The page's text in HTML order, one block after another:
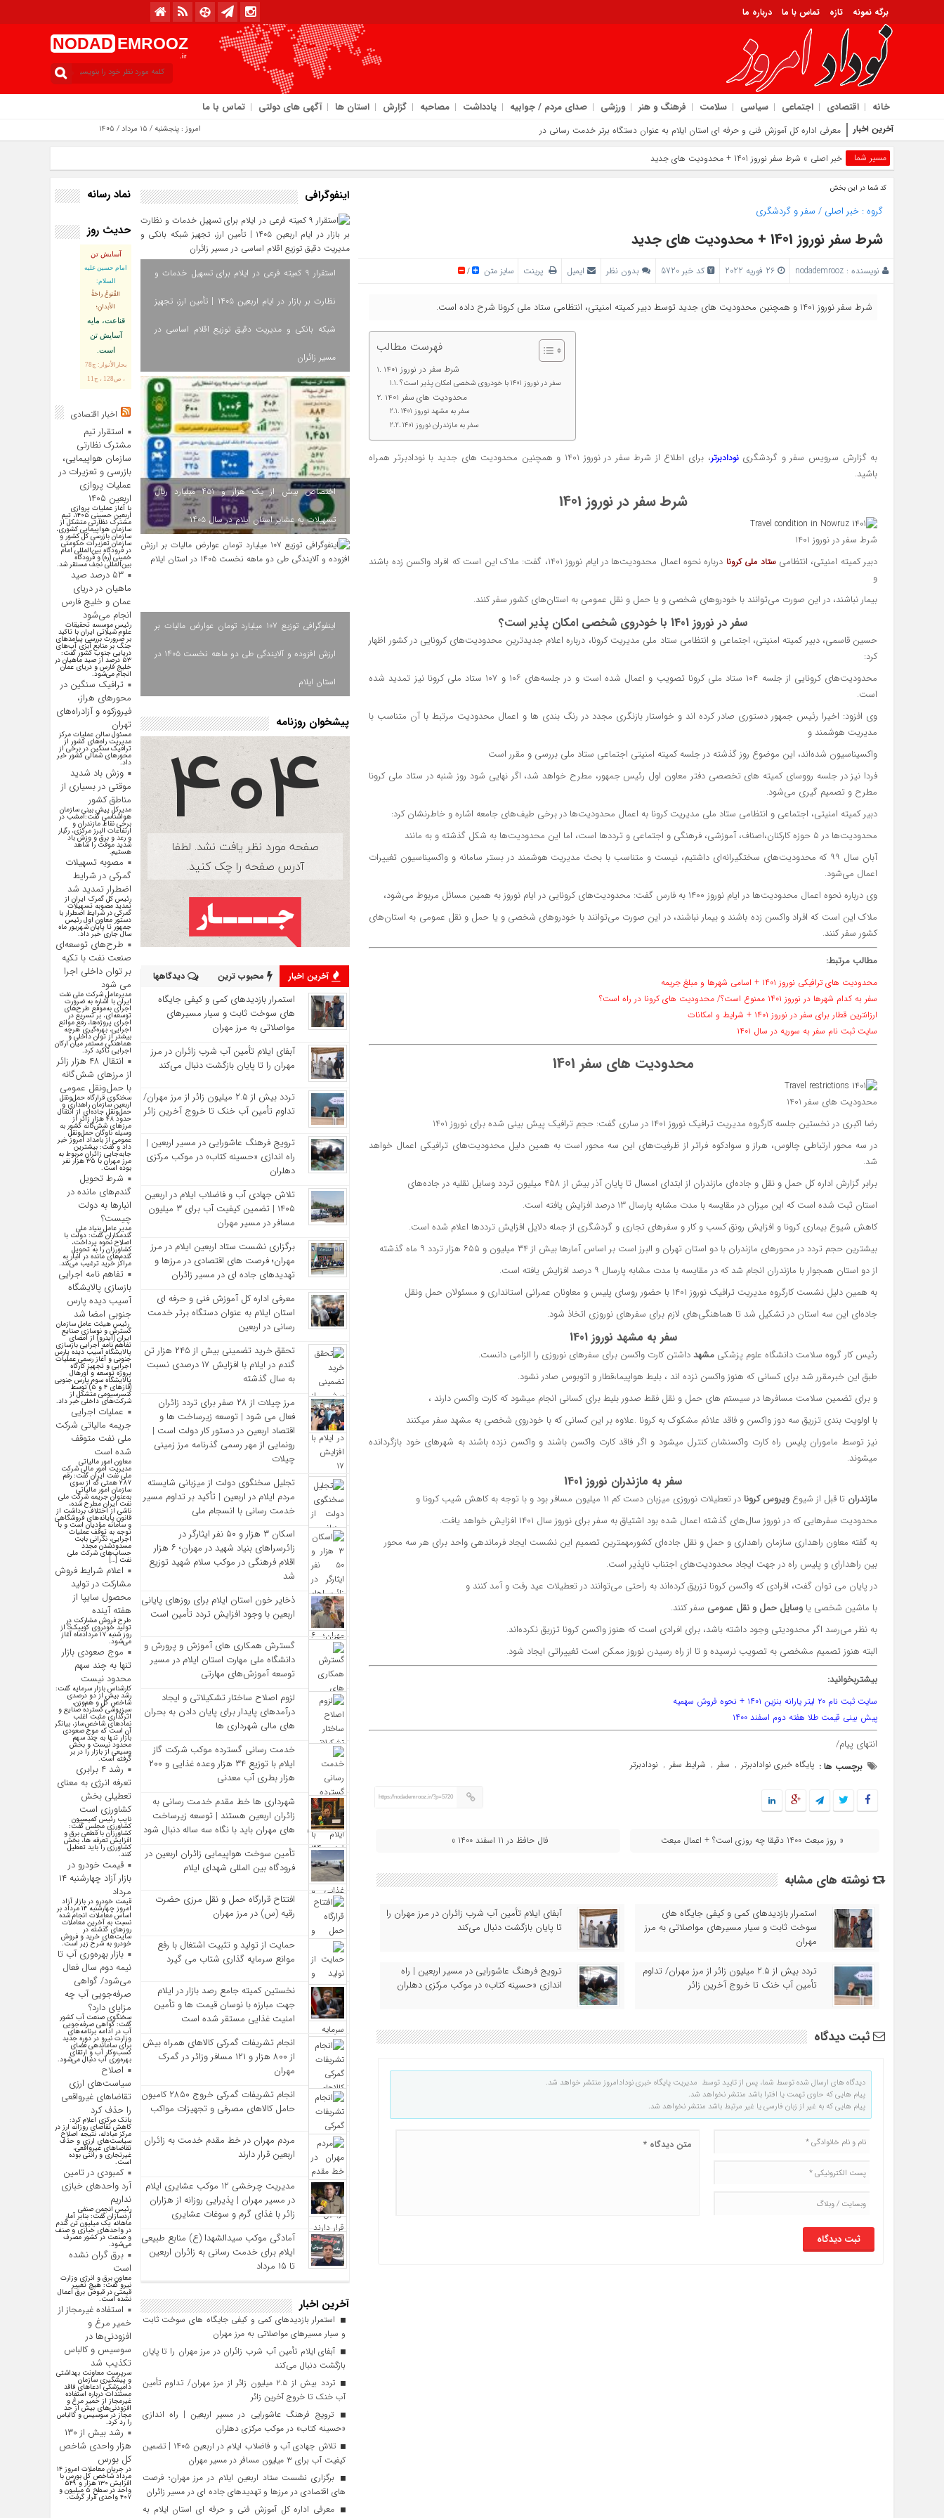
برگه نمونه تازه تماس با ما درباره ما
NODAD EMROOZ
.ir
خانه اقتصادی اجتماعی سیاسی سلامت فرهنگ و هنر ورزشی صدای مردم / جوابیه یادداشت مصاحبه گزارش استان ها آگهی های دولتی تماس با ما
آخرین اخبار معرفی اداره کل آموزش فنی و حرفه‌ ای استان ایلام به‌ عنوان دستگاه برتر خدمت‌ رسانی در اربعین امروز : پنجشنبه / ۱۵ مرداد / ۱۴۰۵
مسیر شما خبر اصلی » شرط سفر نوروز 1401 + محدودیت های جدید
کد شما در این بخش
گروه :خبر اصلی / سفر و گردشگری
شرط سفر نوروز 1401 + محدودیت های جدید
نویسنده : nodademrooz کد خبر 5720 بدون نظر ایمیل پرینت سایز متن /
شرط سفر نوروز 1401 و همچنین محدودیت های جدید توسط دبیر کمیته امنیتی، انتظامی ستاد ملی کرونا شرح داده است.
فهرست مطالب
شرط سفر در نوروز 1401
سفر در نوروز 1401 با خودروی شخصی امکان پذیر است؟
محدودیت های سفر 1401
سفر به مشهد نوروز 1401
سفر به مازندران نوروز 1401
به گزارش سرویس سفر و گردشگری نودادبرتر
، برای اطلاع از شرط سفر در نوروز 1401 و همچنین محدودیت های جدید با نودادبرتر همراه
باشید.
شرط سفر در نوروز 1401
شرط سفر در نوروز 1401
دبیر کمیته امنیتی، انتظامی ستاد ملی کرونا
درباره نحوه اعمال محدودیت‌ها در ایام نوروز 1401، گفت: ملاک این است که افراد واکسن زده باشند
و
بیمار نباشند، در این صورت می‌توانند با خودروهای شخصی و یا حمل و نقل عمومی به استان‌های کشور سفر کنند.
سفر در نوروز 1401 با خودروی شخصی امکان پذیر است؟
حسین قاسمی، دبیر کمیته امنیتی، اجتماعی و انتظامی ستاد ملی مدیریت کرونا، درباره اعلام جدیدترین محدودیت‌های کرونایی در کشور اظهار
کرد:
محدودیت‌های کرونایی از جلسه ۱۰۴ ستاد ملی کرونا تصویب و اعمال شده است و در جلسه‌های ۱۰۶ و ۱۰۷ ستاد ملی کرونا نیز تمدید شده
است.
وی افزود: اخیرا رئیس جمهور دستوری صادر کرده اند و خواستار بازنگری مجدد در رنگ بندی ها و اعمال محدودیت مرتبط با آن متناسب با
مدیریت هوشمند و
واکسیناسیون شده‌اند، این موضوع روز گذشته در جلسه کمیته امنیتی اجتماعی ستاد ملی بررسی و مقرر است
فردا نیز در جلسه رووسای کمیته های تخصصی دفتر معاون اول رئیس جمهور، مطرح خواهد شد، اگر نهایی شود روز شنبه در ستاد ملی کرونا
مطرح و تصمیم گیری می‌شود.
دبیر کمیته امنیتی، اجتماعی و انتظامی ستاد ملی مدیریت کرونا به اعمال محدودیت‌ها در برخی طیف‌های جامعه اشاره و خاطرنشان کرد:
محدودیت‌ها در ۵ حوزه کارکنان،اصناف، آموزشی، فرهنگی و اجتماعی و ترددها است، اما این محدودیت‌ها به شکل گذشته و به مانند
آبان سال ۹۹ که محدودیت‌های سختگیرانه‌ای داشتیم، نیست‌ و متناسب با بحث مدیریت هوشمند در بستر سامانه و واکسیناسیون تغییرات
اعمال می‌شود.
وی درباره نحوه اعمال محدودیت‌ها در ایام نوروز ۱۴۰۰ به فارس گفت: محدودیت‌‌های کرونایی در ایام نوروز به همین مسائل مربوط می‌شود،
ملاک این است که افراد واکسن زده باشند و بیمار نباشند، در این صورت می‌توانند با خودروهای شخصی و یا حمل و نقل عمومی به استان‌های
کشور سفر کنند.
مطالب مرتبط:
محدودیت های ترافیکی نوروز ۱۴۰۱ + اسامی شهرها و مبلغ جریمه
سفر به کدام شهرها در نوروز ۱۴۰۱ ممنوع است؟/ محدودیت های کرونا در راه است؟
ارزانترین قطار برای سفر در نوروز ۱۴۰۱ + شرایط و امکانات
سایت ثبت نام سفر به سوریه در سال ۱۴۰۱
محدودیت های سفر 1401
محدودیت های سفر 1401
رضا اکبری در نخستین جلسه کارگروه مدیریت ترافیک نوروز ۱۴۰۱ در ساری گفت: حجم ترافیک پیش بینی شده برای نوروز 1401
در سه محور ارتباطی چالوس، هراز و سوادکوه فراتر از ظرفیت‌های این سه محور است به همین دلیل محدودیت‌های ترافیکی اعمال خواهد
شد.
برابر گزارش اداره کل حمل و نقل و جاده‌ای مازندران از ابتدای امسال تا پایان آذر بیش از ۴۵۸ میلیون تردد وسایل نقلیه در جاده‌های
استان ثبت شده است که این میزان در مقایسه با مدت مشابه پارسال ۱۳ درصد افزایش یافته است.
کاهش شیوع بیماری کرونا و افزایش رونق کسب و کار و سفر‌های تجاری و گردشگری از جمله دلایل افزایش تردد‌ها اعلام شده است.
بیشترین حجم تردد در محور‌های مازندران با دو استان تهران و البرز است بر اساس آمار‌ها بیش از ۳۴ میلیون و ۶۵۵ هزار تردد ۹ ماه گذشته
از دو استان همجوار با مازندران انجام شد که در مقایسه با مدت مشابه پارسال ۹ درصد افزایش یافته است.
به همین دلیل نشست کارگروه مدیریت ترافیک نوروز ۱۴۰۱ با حضور روسای پلیس و معاونان عمرانی استانداری و مسئولان حمل ونقل
جاده‌ای این سه استان در تشکیل شد تا هماهنگی‌های لازم برای سفر‌های نوروزی اتخاذ شود.
سفر به مشهد نوروز 1401
رئیس کار گروه سلامت دانشگاه علوم پزشکی مشهدداشتن کارت واکسن برای سفرهای نوروزی را الزامی دانست.
طبق این خبرمقرر شد برای کسانی که هنوز واکسن نزده اند ، بلیط هواپیما،قطار و اتوبوس صادر نشود.
و برای تضمین سلامت مسافرها در سیستم های حمل و نقل فقط صدور بلیط برای کسانی انجام میشود که کارت واکسن دارند ،
با اولویت بندی تزریق سه دوز واکسن و فاقد علائم مشکوک به کرونا .علاوه بر این کسانی که با خودروی شخصی به مشهد سفر میکنند
نیز توسط ماموران پلیس راه کارت واکسنشان کنترل میشود و اگر فاقد کارت واکسن باشند و واکسن نزده باشند به شهرهای خود بازگردانده
میشوند.
سفر به مازندران نوروز 1401
مازندران تا قبل از شیوع ویروس کرونا در تعطیلات نوروزی میزبان دست کم ۱۱ میلیون مسافر بود و با توجه به کاهش شیب کرونا و
محدودیت سفر‌هایی که در نوروز سال‌های گذشته اعمال شده بود اشتیاق به سفر برای نوروز سال ۱۴۰۱ افزایش خواهد یافت.
به گفته معاون راهداری سازمان راهداری و حمل و نقل جاده‌ای کشورمهمترین تصمیم این نشست ایجاد فرماندهی واحد برای هر سه محور
بین راهدارای و پلیس راه در جهت ایجاد محدودیت‌های اجتناب ناپذیر است.
در پایان می توان گفت، افرادی که واکسن کرونا تزریق کرده‌اند به راحتی می‌توانند در تعطیلات عید رفت و آمد کنند و
با ماشین شخصی یا وسایل حمل و نقل عمومی سفر کنند.
به نظر می‌رسد اگر محدودیتی وجود داشته باشد، برای افرادی است که هنوز واکسن کرونا تزریق نکرده‌اند.
البته هنوز تصمیم مشخصی به تصویب نرسیده و تا از راه رسیدن نوروز ممکن است تغییراتی ایجاد شود.
بیشتربخوانید:
سایت ثبت نام ۲۰ لیتر یارانه بنزین ۱۴۰۱ + نحوه فروش سهمیه
پیش بینی قیمت طلا هفته دوم اسفند ۱۴۰۰
انتهای پیام/
برچسب ها : پایگاه خبری نوادادبرتر , سفر , شرایط سفر , نودادبرتر
https://nodademrooz.ir/?p=5720
« روز مبعث 1400 دقیقا چه روزی است؟ + اعمال مبعث فال حافظ در 11 اسفند 1400 »
نوشته های مشابه
استمرار بازدیدهای کمی و کیفی جایگاه‌ های
سوخت ثابت و سیار مسیرهای مواصلاتی به مرز
مهران
آبفای ایلام تأمین آب شرب زائران در مرز مهران را
تا پایان بازگشت دنبال می‌کند
تردد بیش از ۲.۵ میلیون زائر از مرز مهران/ تداوم
تأمین آب خنک تا خروج آخرین زائر
ترویج فرهنگ عاشورایی در مسیر اربعین | راه‌
اندازی «حسینه کتاب» در موکب مرکزی دهلران
ثبت دیدگاه
دیدگاه های ارسال شده توسط شما، پس از تایید توسط مدیریت پایگاه خبری نودادامروز منتشر خواهد شد.
پیام هایی که حاوی تهمت یا افترا باشد منتشر نخواهد شد.
پیام هایی که به غیر از زبان فارسی یا غیر مرتبط باشد منتشر نخواهد شد.
اینفوگرافی
استقرار ۹ کمیته فرعی در ایلام برای تسهیل خدمات و
نظارت بر بازار در ایام اربعین ۱۴۰۵ | تأمین ارز، تجهیز
شبکه بانکی و مدیریت دقیق توزیع اقلام اساسی در
مسیر زائران
اختصاص بیش از یک هزار و ۴۵۱ میلیارد ریال
تسهیلات به عشایر استان ایلام در سال ۱۴۰۵
اینفوگرافی توزیع ۱۰۷ میلیارد تومان عوارض مالیات بر
ارزش افزوده و آلایندگی طی دو ماهه نخست ۱۴۰۵ در
استان ایلام
پیشخوان روزنامه
آخرین اخبار محبوب ترین دیدگاهها
استمرار بازدیدهای کمی و کیفی جایگاه‌
های سوخت ثابت و سیار مسیرهای
مواصلاتی به مرز مهران
آبفای ایلام تأمین آب شرب زائران در مرز
مهران را تا پایان بازگشت دنبال می‌کند
تردد بیش از ۲.۵ میلیون زائر از مرز مهران/
تداوم تأمین آب خنک تا خروج آخرین زائر
ترویج فرهنگ عاشورایی در مسیر اربعین |
راه‌ اندازی «حسینه کتاب» در موکب مرکزی
دهلران
تلاش جهادی آب و فاضلاب ایلام در اربعین
۱۴۰۵ | تضمین کیفیت آب برای ۳ میلیون
مسافر در مسیر مهران
برگزاری نشست ستاد اربعین ایلام در مرز
مهران؛ فرصت‌ های اقتصادی در مرزها و
تهدیدهای جاده‌ ای در مسیر زائران
معرفی اداره کل آموزش فنی و حرفه‌ ای
استان ایلام به‌ عنوان دستگاه برتر خدمت‌
رسانی در اربعین
تحقق خرید تضمینی بیش از ۲۴۵ هزار تن
گندم در ایلام با افزایش ۱۷ درصدی نسبت
به سال گذشته
مرز چیلات از ۲۸ صفر برای تردد زائران
فعال می‌ شود | توسعه زیرساخت‌ ها و
اقتصاد اربعین در دستور کار دولت است |
رونمایی از مهر رسمی گذرنامه مرز زمینی
چیلات
تجلیل سخنگوی دولت از میزبانی شایسته
مردم ایلام در اربعین | تأکید بر تداوم مسیر
خدمت‌ رسانی با انسجام ملی
اسکان ۳ هزار و ۵۰ نفر ایثارگر در
زائرسراهای بنیاد شهید در مهران؛ ۶ هزار
اقلام فرهنگی در موکب سلام شهید توزیع
شد
ذخایر خون استان ایلام برای روزهای پایانی
اربعین با وجود افزایش تردد تأمین است
گسترش همکاری‌ های آموزش و پرورش و
دانشگاه ملی مهارت استان ایلام در مسیر
توسعه آموزش‌های مهارتی
لزوم اصلاح ساختار تشکیلاتی و ایجاد
درآمدهای پایدار برای پایان دادن به بحران‌
های مالی شهرداری‌ ها
خدمت رسانی گسترده موکب شرکت گاز
ایلام با توزیع ۳۴ هزار وعده غذایی و ۲۰۰
هزار بطری آب معدنی
شهرداری‌ ها خط مقدم خدمت ‌رسانی به
زائران اربعین هستند | توسعه زیرساخت
‌های مهران باید با نگاه سه‌ ساله دنبال شود
تأمین سوخت هواپیمایی زائران اربعین در
فرودگاه بین المللی شهدای ایلام
افتتاح قرارگاه حمل‌ و نقل مرزی حضرت
رقیه (س) در مرز مهران
حمایت از تولید و تثبیت اشتغال با رفع
موانع سرمایه‌ گذاری شتاب می‌ گیرد
نخستین کمیته جامع رصد بازار در ایلام
جهت مبارزه با نوسان قیمت‌ ها و تأمین
امنیت غذایی مستقر شده است
انجام تشریفات گمرکی کالاهای همراه بیش
از ۸۰۰ هزار و ۱۲۱ مسافر وزائر در گمرک
مهران
انجام تشریفات گمرکی خروج ۲۸۵۰ کامیون
حامل کالاهای مصرفی و تجهیزات مواکب
مردم مهران در خط مقدم خدمت به زائران
اربعین قرار دارند
مدیریت چرخشی 12 موکب‌ عشایری ایلام
در مسیر مهران | پذیرایی روزانه از هزاران
زائر با غذای گرم و سوغات عشایری
آمادگی موکب سیدالشهدا (ع) منابع طبیعی
ایلام برای خدمت‌ رسانی به زائران اربعین
تا ۱۵ مرداد
آخرین اخبار
استمرار بازدیدهای کمی و کیفی جایگاه‌ های سوخت ثابت
و سیار مسیرهای مواصلاتی به مرز مهران
آبفای ایلام تأمین آب شرب زائران در مرز مهران را تا پایان
بازگشت دنبال می‌کند
تردد بیش از ۲.۵ میلیون زائر از مرز مهران/ تداوم تأمین
آب خنک تا خروج آخرین زائر
ترویج فرهنگ عاشورایی در مسیر اربعین | راه‌ اندازی
«حسینه کتاب» در موکب مرکزی دهلران
تلاش جهادی آب و فاضلاب ایلام در اربعین ۱۴۰۵ | تضمین
کیفیت آب برای ۳ میلیون مسافر در مسیر مهران
برگزاری نشست ستاد اربعین ایلام در مرز مهران؛ فرصت‌
های اقتصادی در مرزها و تهدیدهای جاده‌ ای در مسیر زائران
معرفی اداره کل آموزش فنی و حرفه‌ ای استان ایلام به‌
نماد رسانه
حدیث روز
آسایش تن
امام حسین علیه
السلام:
القُنوعُ راحَةُ
الأبدانِ؛
قناعت، مايه
آسايش تن
است.
بحارالأنوار: ج78
، ص128 ، ح11
اخبار اقتصادی
استقرار تیم
مشترک نظارتی
سازمان هواپیمایی،
بازرسی و تعزیرات در
عملیات پروازی
اربعین ۱۴۰۵
با آغاز عملیات پروازی
اربعین حسینی ۱۴۰۵، تیم
مشترک نظارتی متشکل از
سازمان هواپیمایی کشوری،
سازمان بازرسی کل کشور و
سازمان تعزیرات حکومتی
در فرودگاه بین‌المللی امام
خمینی (ره) و فرودگاه
بین‌المللی نجف مستقر شد.
۵۳ درصد صید
ماهیان در دریای
عمان و خلیج فارس
انجام می‌شود
رئیس موسسه تحقیقات
علوم شیلاتی ایران با تاکید
بر ضرورت بررسی پیامد‌های
جنگ بر منابع آبزی آب‌های
دریایی جنوب کشور گفت:
۵۳ درصد از صید ماهیان در
خلیج فارس و دریای عمان
انجام می‌شود.
ترافیک سنگین در
محورهای هراز،
فیروزکوه و آزادراه‌های
تهران
مسئول سالن عملیات مرکز
مدیریت راه‌های کشور از
ترافیک سنگین در برخی از
محور‌های شمالی کشور خبر
داد.
وزش باد شدید
موقتی در بسیاری از
مناطق کشور
مدیرکل پیش بینی سازمان
هواشناسی گفت:امشب در
برخی نقاط مازندران و
ارتفاعات البرز مرکزی، رگبار
و رعد و برق و وزش باد
شدید موقت را شاهد
هستیم.
مصوبه تسهیلات
گمرکی در شرایط
اضطرار تمدید شد
رئیس کل گمرک ایران از
تمدید مصوبه تسهیلات
گمرکی در شرایط اضطرار با
دستور معاون اول رئیس
جمهور تا پایان شهریور ماه
سال جاری خبر داد.
طرح‌های توسعه‌ای
صنعت نفت با تکیه
بر توان داخلی اجرا
می شود
مدیرعامل شرکت ملی نفت
ایران با اشاره به ضرورت
اجرای به‌موقع طرح‌های
توسعه‌ای، بر تسریع در
اجرای پروژه‌ها، رفع موانع
اجرایی، بهره‌گیری هرچه
بیشتر از توان داخلی و
هماهنگی مستمر میان ارکان
اجرایی تاکید کرد.
انتقال ۴۸ هزار زائر
از مرزهای شش‌گانه
با حمل‌ونقل عمومی
سخنگوی قرارگاه حمل‌ونقل
اربعین سازمان راهداری و
حمل‌ونقل جاده‌ای از انتقال
حدود ۴۸ هزار زائر از
مرز‌های شش‌گانه کشور به
وسیله ناوگان حمل‌ونقل
عمومی از بامداد امروز خبر
داد و گفت: بیشترین
جابه‌جایی زائران مربوط به
مرز مهران با ۳۵ هزار نفر
بوده است.
شرط تحویل
گندم‌های مانده در
انبار‌ها به دولت
چیست؟
مدیر عامل بنیاد ملی
گندمکاران گفت: دولت با
اصلاح نحوه پرداخت،
کشاورزان را به تحویل
گندم‌های مانده در انبار به
مراکز خرید ترغیب می‌کند.
تفاهم نامه اجرایی
بازسازی پالایشگاه
آسیب دیده پارس
جنوبی امضا شد
رئیس هیئت عامل سازمان
گسترش و نوسازی صنایع
ایران (ایدرو) از امضای
تفاهم نامه اجرایی بازسازی
پالایشگاه آسیب دیده پارس
جنوبی و آغاز رسمی عملیات
اجرایی و تجهیز کارگاه
پروژه توسعه و اورهال
پالایشگاه سوم پارس جنوبی
(فاز‌های ۴ و ۵) توسط
کنسرسیومی متشکل از
شرکت‌های داخلی خبر داد.
عملیات اجرایی
جریمه مالیاتی شرکت
ملی نفت متوقف
شده است
معاون امور مالیاتی
مدیریت امور مالی شرکت
ملی نفت ایران گفت: رقم
۲۸۷ همتی که از سوی
سازمان امور مالیاتی
به‌عنوان جریمه شرکت ملی
نفت ایران مطرح شده،
ناشی از اختلاف برداشت از
قانون پایانه‌های فروشگاهی
و سامانه مؤدیان است و با
توجه به توقف عملیات
اجرایی، نگرانی بابت
مسدودشدن مجدد
حساب‌های شرکت ملی
نفت […]
اعلام شرایط فروش
مشارکت در تولید
محصول سایپا از
هفته آینده
طرح فروش مشارکت در
تولید خودروی کوییکS از
روز شنبه ۱۷ مردادماه آغاز
می‌شود.
موج صعودی بازار
تنها به چند سهم
محدود نیست
کارشناس بازار سرمایه گفت:
رشد بیش از دو درصدی
شاخص کل و هم‌وزن،
سبزپوشی گسترده صنایع و
اثرگذاری مثبت اغلب
نماد‌های شاخص‌ساز، بیانگر
آن است که موج صعودی
بازار تنها به چند سهم
محدود نیست و بخش
وسیعی از بازار را در بر
گرفته است.
رشد ۴ برابری
تعرفه انرژی به معنای
تعطیلی بخش
کشاورزی است
نایب رئیس کمیسیون
کشاورزی مجلس گفت:
کشاورزان با قطعی برق و
افزایش تعرفه ها، بخش
کشاورزی را باید تعطیل
کنند.
قیمت خودرو در
بازار آزاد چهارشنبه ۱۴
مرداد
قیمت خودرو در بازار آزاد
امروز چهارشنبه ۱۴ مرداد بر
اساس معاملات انجام شده
نسبت به آخرین معاملات
روز‌های گذشته در
سایت‌های خرید و فروش
خودرو به شرح زیر است.
بازار بهره‌وری آب تا
نیمه دوم سال فعال
می‌شود/ گواهی
صرفه‌جویی آب چه
مزایای دارد؟
سخنگوی صنعت آب کشور
گفت: گواهی صرفه‌جویی
آب در ادامه برنامه‌های
وزارت نیرو در دوره جدید
برای ساماندهی فضای
کسب‌وکار آب و ارتقای
بهره‌وری آب دنبال می‌شود.
اصلاح
سیاست‌های ارزی
تقاضاهای غیرواقعی
را حذف کرد
بانک مرکزی اعلام کرد:
کاهش تقاضای روزانه ارز در
مرکز مبادله، نتیجه اصلاح
سیاست‌های ارزی و حذف
تقاضا‌های غیرواقعی،
غیرتجاری و رانتی بوده
است.
کمبودی در تامین
آرد واحد‌های خبازی
نداریم
رئیس انجمن صنفی
آردسازان گفت: بنابر آمار
ماهانه یک میلیون تن گندم
در واحد‌های خبازی و صنف
و صنعت در کشور مصرف
می‌شود.
برق گران نشده
است
معاون برق و انرژی وزارت
نیرو گفت: هیچ تغییر
قیمتی در قبوض برق اعمال
نشده است.
استفاده غیرمجاز از
خمیر مرغ و
افزودنی‌ها در
سوسیس و کالباس
تکذیب شد
سرپرست معاونت بهداشتی
و پیشگیری سازمان
دامپزشکی ادعاهای فاقد
مستندات درباره استفاده
غیرمجاز از خمیر مرغ و
افزودنی‌های بیش از حد
مجاز در سوسیس و کالباس
را رد کرد.
رشد بیش از ۱۳۰
هزار واحدی شاخص
کل بورس
در جریان معاملات امروز ۱۴
مرداد شاخص کل بورس با
افزایش ۱۳۰ هزار و ۵۴۹
واحد در سطح ۵ میلیون و
۴۰۷ واحدی قرار گرفت.